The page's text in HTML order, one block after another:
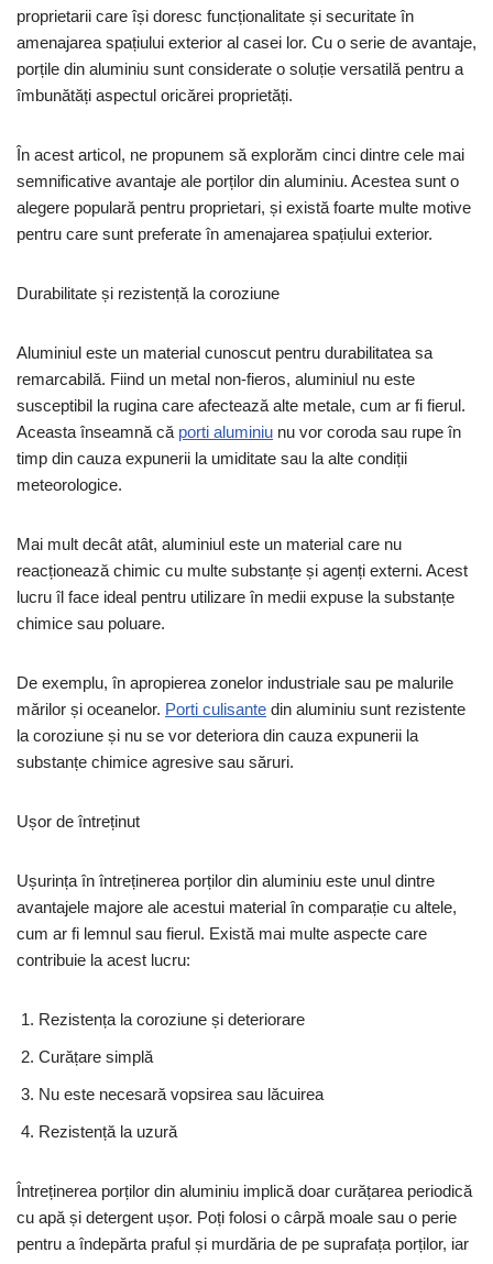
proprietarii care își doresc funcționalitate și securitate în
amenajarea spațiului exterior al casei lor. Cu o serie de avantaje,
porțile din aluminiu sunt considerate o soluție versatilă pentru a
îmbunătăți aspectul oricărei proprietăți.
În acest articol, ne propunem să explorăm cinci dintre cele mai
semnificative avantaje ale porților din aluminiu. Acestea sunt o
alegere populară pentru proprietari, și există foarte multe motive
pentru care sunt preferate în amenajarea spațiului exterior.
Durabilitate și rezistență la coroziune
Aluminiul este un material cunoscut pentru durabilitatea sa
remarcabilă. Fiind un metal non-fieros, aluminiul nu este
susceptibil la rugina care afectează alte metale, cum ar fi fierul.
Aceasta înseamnă că porti aluminiu nu vor coroda sau rupe în
timp din cauza expunerii la umiditate sau la alte condiții
meteorologice.
Mai mult decât atât, aluminiul este un material care nu
reacționează chimic cu multe substanțe și agenți externi. Acest
lucru îl face ideal pentru utilizare în medii expuse la substanțe
chimice sau poluare.
De exemplu, în apropierea zonelor industriale sau pe malurile
mărilor și oceanelor. Porti culisante din aluminiu sunt rezistente
la coroziune și nu se vor deteriora din cauza expunerii la
substanțe chimice agresive sau săruri.
Ușor de întreținut
Ușurința în întreținerea porților din aluminiu este unul dintre
avantajele majore ale acestui material în comparație cu altele,
cum ar fi lemnul sau fierul. Există mai multe aspecte care
contribuie la acest lucru:
Rezistența la coroziune și deteriorare
Curățare simplă
Nu este necesară vopsirea sau lăcuirea
Rezistență la uzură
Întreținerea porților din aluminiu implică doar curățarea periodică
cu apă și detergent ușor. Poți folosi o cârpă moale sau o perie
pentru a îndepărta praful și murdăria de pe suprafața porților, iar